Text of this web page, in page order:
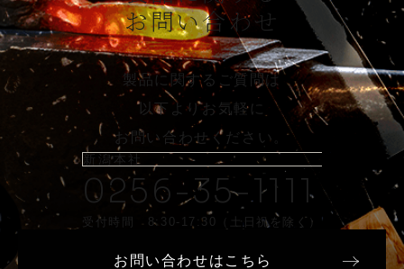
お問い合わせ
製品に関するご質問は
以下よりお気軽に
お問い合わせください。
新潟本社
0256-35-1111
受付時間 8:30-17:30（土日祝を除く）
お問い合わせはこちら